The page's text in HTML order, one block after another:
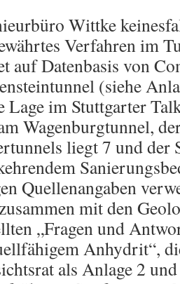
Wittke
Verfahren im
auf Datenbasis von
(siehe
Lage im Stuttgarter
Wagenburgtunnel,
liegt 7 und der
Quellenangaben
mit den
„Fragen und
Anhydrit“,
als Anlage 2